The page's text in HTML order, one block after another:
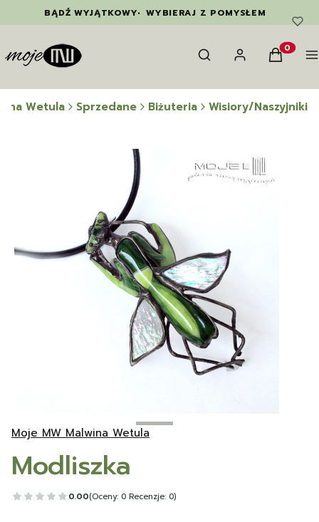
BĄDŹ WYJĄTKOWY• WYBIERAJ Z POMYSŁEM
Otwórz wyszukiwarkę
Szukaj Zaloguj sięKoszyk
Wetula Sprzedane Biżuteria Wisiory/Naszyjniki
Moje MW Malwina Wetula
Modliszka
0.00(Oceny: 0 Recenzje: 0)